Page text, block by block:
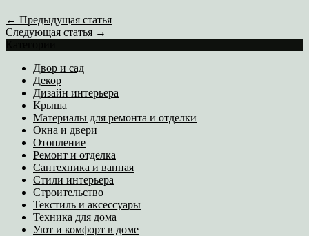
← Предыдущая статья
Следующая статья →
Двор и сад
Декор
Дизайн интерьера
Крыша
Материалы для ремонта и отделки
Окна и двери
Отопление
Ремонт и отделка
Сантехника и ванная
Стили интерьера
Строительство
Текстиль и аксессуары
Техника для дома
Уют и комфорт в доме